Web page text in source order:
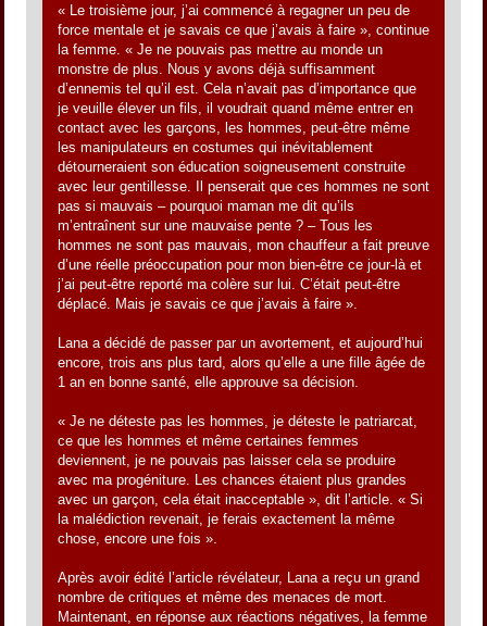
« Le troisième jour, j’ai commencé à regagner un peu de
force mentale et je savais ce que j’avais à faire », continue
la femme. « Je ne pouvais pas mettre au monde un
monstre de plus. Nous y avons déjà suffisamment
d’ennemis tel qu’il est. Cela n’avait pas d’importance que
je veuille élever un fils, il voudrait quand même entrer en
contact avec les garçons, les hommes, peut-être même
les manipulateurs en costumes qui inévitablement
détourneraient son éducation soigneusement construite
avec leur gentillesse. Il penserait que ces hommes ne sont
pas si mauvais – pourquoi maman me dit qu’ils
m’entraînent sur une mauvaise pente ? – Tous les
hommes ne sont pas mauvais, mon chauffeur a fait preuve
d’une réelle préoccupation pour mon bien-être ce jour-là et
j’ai peut-être reporté ma colère sur lui. C’était peut-être
déplacé. Mais je savais ce que j’avais à faire ».
Lana a décidé de passer par un avortement, et aujourd’hui
encore, trois ans plus tard, alors qu’elle a une fille âgée de
1 an en bonne santé, elle approuve sa décision.
« Je ne déteste pas les hommes, je déteste le patriarcat,
ce que les hommes et même certaines femmes
deviennent, je ne pouvais pas laisser cela se produire
avec ma progéniture. Les chances étaient plus grandes
avec un garçon, cela était inacceptable », dit l’article. « Si
la malédiction revenait, je ferais exactement la même
chose, encore une fois ».
Après avoir édité l’article révélateur, Lana a reçu un grand
nombre de critiques et même des menaces de mort.
Maintenant, en réponse aux réactions négatives, la femme